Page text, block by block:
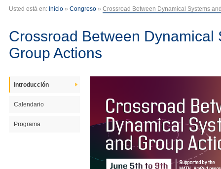
Usted está en: Inicio » Congreso » Crossroad Between Dynamical Systems
Crossroad Between Dynamical
Group Actions
Introducción
Calendario
Programa